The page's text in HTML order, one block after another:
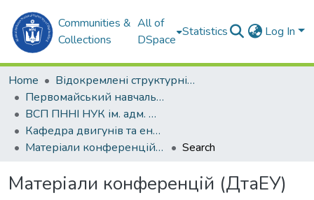
Communities &
Collections
All of
DSpace
Statistics Log In
Home
Відокремлені структурні підрозділи НУК ім. адм. Макарова
Первомайський навчально-науковий інститут НУК ім. адм. Макарова (ПННІ НУК)
ВСП ПННІ НУК ім. адм. Макарова
Кафедра двигунів та енергетичних установок (ДтаЕУ)
Матеріали конференцій (ДтаЕУ)
Search
Матеріали конференцій (ДтаЕУ)